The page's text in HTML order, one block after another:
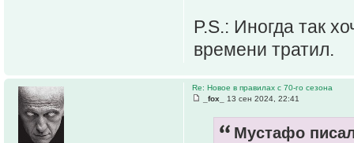
P.S.: Иногда так
времени тратил.
Re: Новое в правилах с 70-го сезона
_fox_
13 сен 2024, 22:41
Мустафо